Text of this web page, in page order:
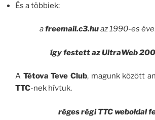
És a többiek:
afreemail.c3.huaz 1990-es
így festett az UltraWeb
A Tétova Teve Club, magunk között
TTC-nek hívtuk.
réges régi TTC weboldal